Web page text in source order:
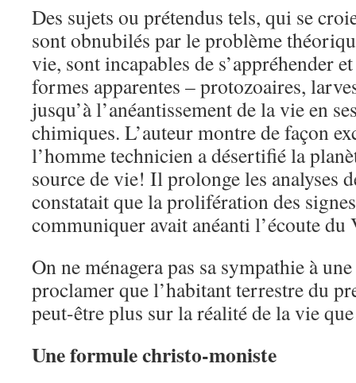
Des sujets ou prétendus tels, qui se
sont obnubilés par le problème
vie, sont incapables de s’appréhender
formes apparentes – protozoaires,
jusqu’à l’anéantissement de la vie en
chimiques. L’auteur montre de façon
l’homme technicien a désertifié la
source de vie! Il prolonge les analyses
constatait que la prolifération des
communiquer avait anéanti l’écoute du
On ne ménagera pas sa sympathie à
proclamer que l’habitant terrestre du
peut-être plus sur la réalité de la vie
Une formule christo-moniste